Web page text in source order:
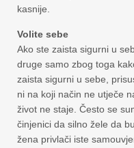
kasnije.
Volite sebe
Ako ste zaista sigurni u
druge samo zbog toga
zaista sigurni u sebe,
ni na koji način ne utječe
život ne staje. Često se
činjenici da silno žele da
žena privlači iste